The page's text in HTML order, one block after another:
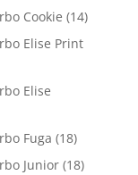
Cookie (14)
Elise Print
Elise
Fuga (18)
Junior (18)